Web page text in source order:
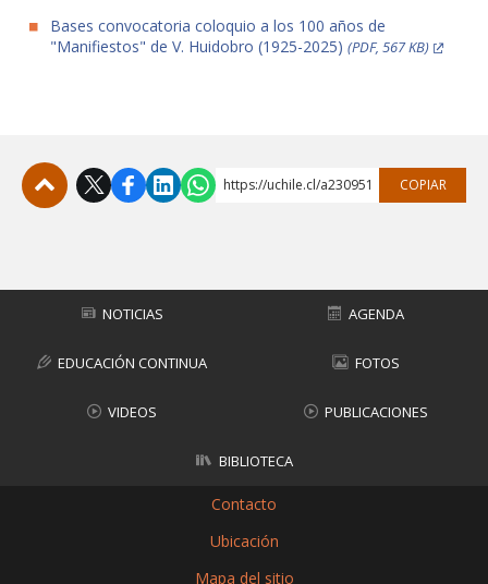
Bases convocatoria coloquio a los 100 años de
"Manifiestos" de V. Huidobro (1925-2025) (PDF, 567 KB)
https://uchile.cl/a230951 COPIAR
NOTICIAS AGENDA
EDUCACIÓN CONTINUA FOTOS
VIDEOS PUBLICACIONES
BIBLIOTECA
Contacto
Ubicación
Mapa del sitio